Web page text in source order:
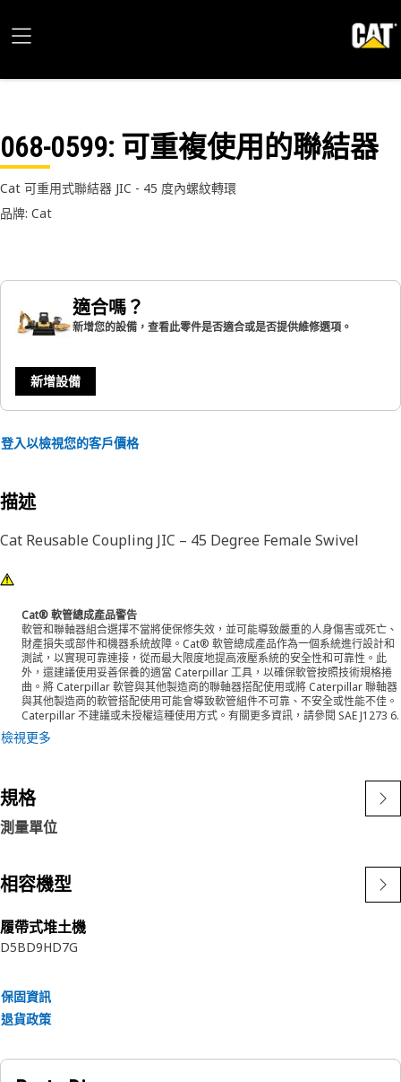
068-0599: 可重複使用的聯結器
Cat 可重用式聯結器 JIC - 45 度內螺紋轉環
品牌: Cat
適合嗎？
新增您的設備，查看此零件是否適合或是否提供維修選項。
新增設備
登入以檢視您的客戶價格
描述
Cat Reusable Coupling JIC – 45 Degree Female Swivel
Cat® 軟管總成產品警告
軟管和聯軸器組合選擇不當將使保修失效，並可能導致嚴重的人身傷害或死亡、
財產損失或部件和機器系統故障。Cat® 軟管總成產品作為一個系統進行設計和
測試，以實現可靠連接，從而最大限度地提高液壓系統的安全性和可靠性。此
外，還建議使用妥善保養的適當 Caterpillar 工具，以確保軟管按照技術規格捲
曲。將 Caterpillar 軟管與其他製造商的聯軸器搭配使用或將 Caterpillar 聯軸器
與其他製造商的軟管搭配使用可能會導致軟管組件不可靠、不安全或性能不佳。
Caterpillar 不建議或未授權這種使用方式。有關更多資訊，請參閱 SAE J1273 6.
檢視更多
規格
測量單位
相容機型
履帶式堆土機
D5BD9HD7G
保固資訊
退貨政策